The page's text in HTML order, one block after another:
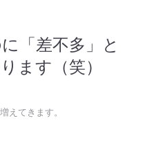
「差不多」と
ます（笑）
えてきます。